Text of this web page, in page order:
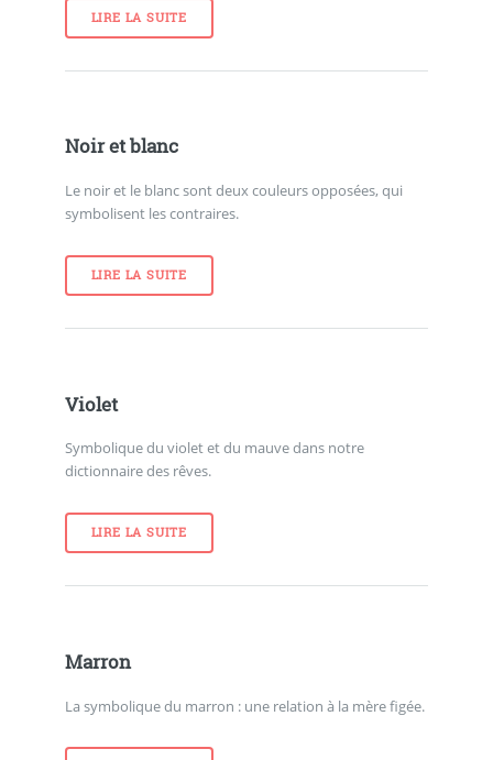
LIRE LA SUITE
Noir et blanc
Le noir et le blanc sont deux couleurs opposées, qui
symbolisent les contraires.
LIRE LA SUITE
Violet
Symbolique du violet et du mauve dans notre
dictionnaire des rêves.
LIRE LA SUITE
Marron
La symbolique du marron : une relation à la mère figée.